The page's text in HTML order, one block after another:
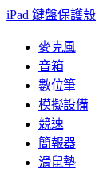
iPad 鍵盤保護殼
麥克風
音箱
數位筆
模擬設備
競速
簡報器
滑鼠墊